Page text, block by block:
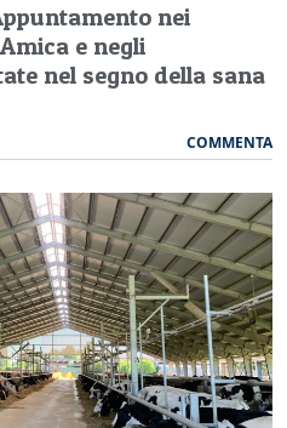
nei
e negli
nel segno della sana
COMMENTA